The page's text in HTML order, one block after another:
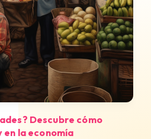
Descubre cómo
en la economía